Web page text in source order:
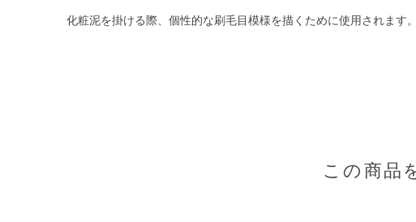
化粧泥を掛ける際、個性的な刷毛目模様を描くために使用されます。
この商品